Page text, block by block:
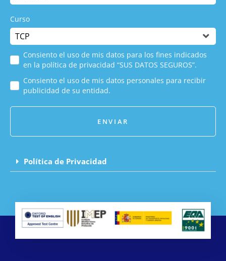
Curso
Consiento el uso de mis datos para los fines indicados
en la política de privacidad “SUS DATOS SEGUROS”.
Consiento el uso de mis datos personales para recibir
publicidad de su entidad.
ENVIAR
Política de Privacidad